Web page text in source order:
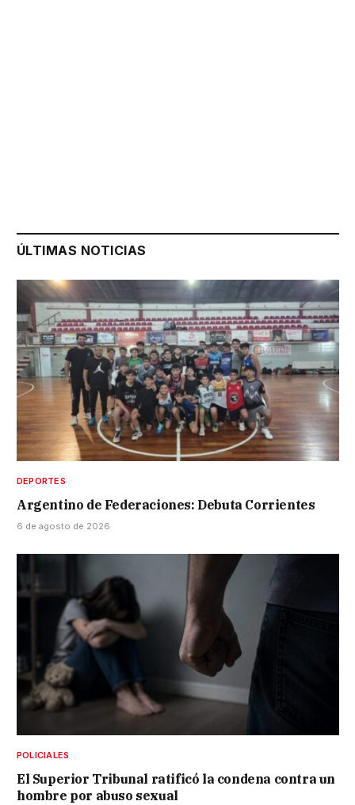
ÚLTIMAS NOTICIAS
DEPORTES
Argentino de Federaciones: Debuta Corrientes
6 de agosto de 2026
POLICIALES
El Superior Tribunal ratificó la condena contra un
hombre por abuso sexual